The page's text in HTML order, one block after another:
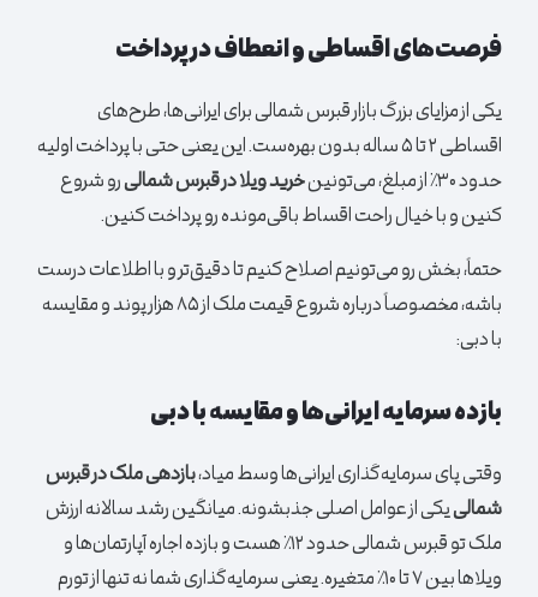
فرصت‌های اقساطی و انعطاف در پرداخت
یکی از مزایای بزرگ بازار قبرس شمالی برای ایرانی‌ها، طرح‌های
اقساطی ۲ تا ۵ ساله بدون بهره‌ست. این یعنی حتی با پرداخت اولیه
حدود ۳۰٪ از مبلغ، می‌تونین
خرید ویلا در قبرس شمالیرو شروع
کنین و با خیال راحت اقساط باقی‌مونده رو پرداخت کنین.
حتماً، بخش رو می‌تونیم اصلاح کنیم تا دقیق‌تر و با اطلاعات درست
باشه، مخصوصاً درباره شروع قیمت ملک از ۸۵ هزار پوند و مقایسه
با دبی:
بازده سرمایه ایرانی‌ها و مقایسه با دبی
وقتی پای سرمایه‌گذاری ایرانی‌ها وسط میاد،بازدهی ملک در قبرس
شمالییکی از عوامل اصلی جذبشونه. میانگین رشد سالانه ارزش
ملک تو قبرس شمالی حدود ۱۲٪ هست و بازده اجاره آپارتمان‌ها و
ویلاها بین ۷ تا ۱۰٪ متغیره. یعنی سرمایه‌گذاری شما نه تنها از تورم